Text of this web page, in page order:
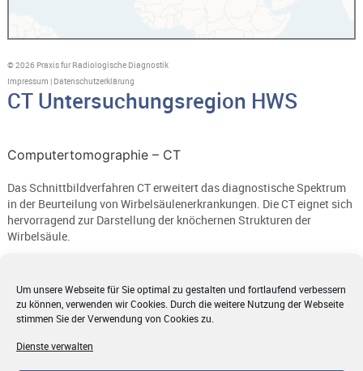
Um unsere Webseite für Sie optimal zu gestalten und fortlaufend verbessern
zu können, verwenden wir Cookies. Durch die weitere Nutzung der Webseite
stimmen Sie der Verwendung von Cookies zu.
Dienste verwalten
© 2026 Praxis fur Radiologische Diagnostik
Impressum | Datenschutzerklärung
CT Untersuchungsregion HWS
Computertomographie – CT
Das Schnittbildverfahren CT erweitert das diagnostische Spektrum
in der Beurteilung von Wirbelsäulenerkrankungen. Die CT eignet sich
hervorragend zur Darstellung der knöchernen Strukturen der
Wirbelsäule.
Fragestellungen zu Krankheitsbilder im CT:
Abnutzung des Bandscheibenfächers
Arthrosen der Wirbelgelenke
Einengung Spinalkanal